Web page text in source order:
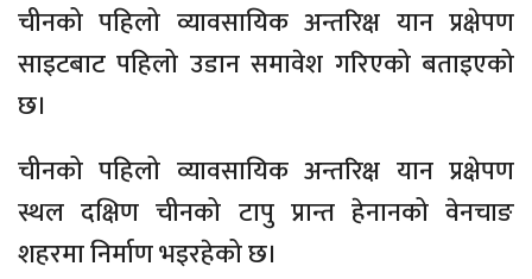
चीनको पहिलो व्यावसायिक अन्तरिक्ष यान प्रक्षेपण
साइटबाट पहिलो उडान समावेश गरिएको बताइएको
छ।
चीनको पहिलो व्यावसायिक अन्तरिक्ष यान प्रक्षेपण
स्थल दक्षिण चीनको टापु प्रान्त हेनानको वेनचाङ
शहरमा निर्माण भइरहेको छ।